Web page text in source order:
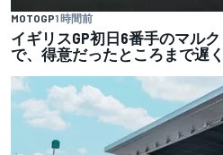
MOTOGP1 時間前
イギリスGP初日6番手のマル
で、得意だったところまで遅